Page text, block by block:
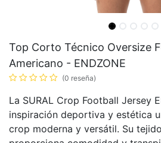
Top Corto Técnico Oversize
Americano - ENDZONE
(0 reseña)
La SURAL Crop Football Jersey
inspiración deportiva y estética
crop moderna y versátil. Su